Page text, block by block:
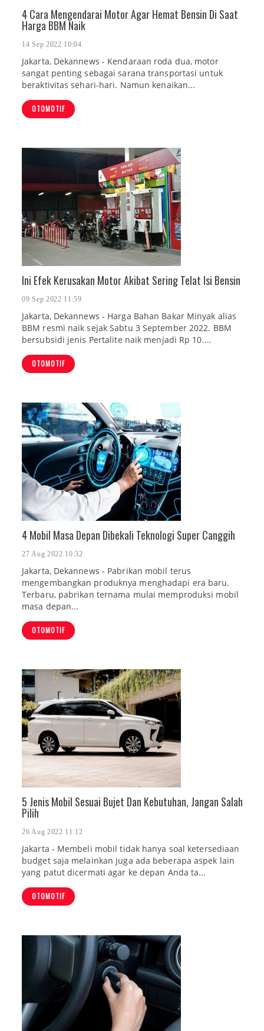
4 Cara Mengendarai Motor Agar Hemat Bensin Di Saat
Harga BBM Naik
14 Sep 2022 10:04
Jakarta, Dekannews - Kendaraan roda dua, motor
sangat penting sebagai sarana transportasi untuk
beraktivitas sehari-hari. Namun kenaikan...
OTOMOTIF
Ini Efek Kerusakan Motor Akibat Sering Telat Isi Bensin
09 Sep 2022 11:59
Jakarta, Dekannews - Harga Bahan Bakar Minyak alias
BBM resmi naik sejak Sabtu 3 September 2022. BBM
bersubsidi jenis Pertalite naik menjadi Rp 10....
OTOMOTIF
4 Mobil Masa Depan Dibekali Teknologi Super Canggih
27 Aug 2022 10:32
Jakarta, Dekannews - Pabrikan mobil terus
mengembangkan produknya menghadapi era baru.
Terbaru, pabrikan ternama mulai memproduksi mobil
masa depan...
OTOMOTIF
5 Jenis Mobil Sesuai Bujet Dan Kebutuhan, Jangan Salah
Pilih
26 Aug 2022 11:12
Jakarta - Membeli mobil tidak hanya soal ketersediaan
budget saja melainkan juga ada beberapa aspek lain
yang patut dicermati agar ke depan Anda ta...
OTOMOTIF